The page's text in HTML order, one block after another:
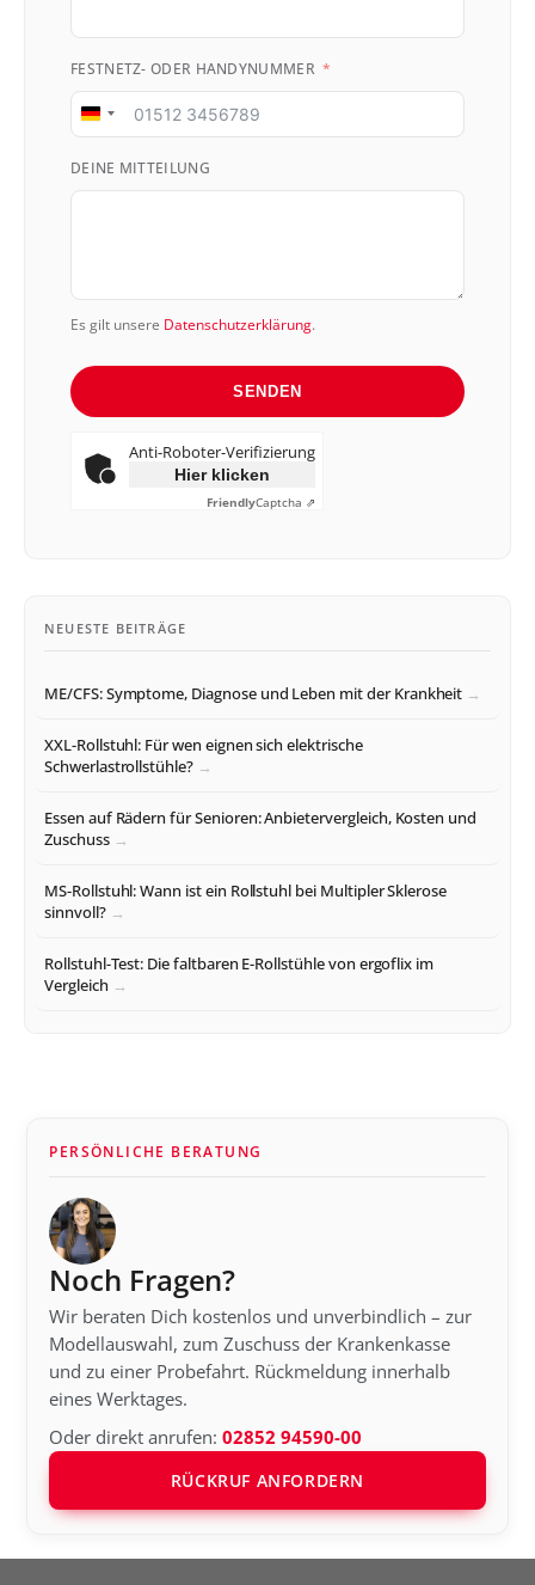
FESTNETZ- ODER HANDYNUMMER
Germany
DEINE MITTEILUNG
Es gilt unsere Datenschutzerklärung.
SENDEN
Anti-Roboter-Verifizierung
Hier klicken
FriendlyCaptcha ⇗
NEUESTE BEITRÄGE
ME/CFS: Symptome, Diagnose und Leben mit der Krankheit
XXL-Rollstuhl: Für wen eignen sich elektrische
Schwerlastrollstühle?
Essen auf Rädern für Senioren: Anbietervergleich, Kosten und
Zuschuss
MS-Rollstuhl: Wann ist ein Rollstuhl bei Multipler Sklerose
sinnvoll?
Rollstuhl-Test: Die faltbaren E-Rollstühle von ergoflix im
Vergleich
PERSÖNLICHE BERATUNG
Noch Fragen?
Wir beraten Dich kostenlos und unverbindlich – zur
Modellauswahl, zum Zuschuss der Krankenkasse
und zu einer Probefahrt. Rückmeldung innerhalb
eines Werktages.
Oder direkt anrufen:02852 94590-00
RÜCKRUF ANFORDERN